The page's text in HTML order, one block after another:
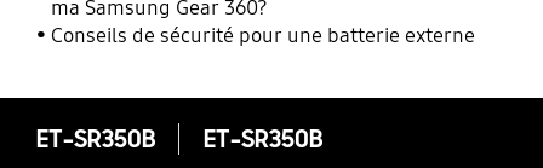
ma Samsung Gear 360?
Conseils de sécurité pour une batterie externe
ET-SR350B ET-SR350B